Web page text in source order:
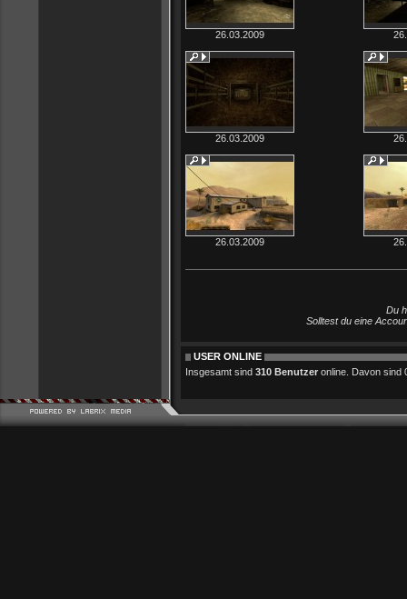
26.03.2009
26.03.2009
26.03.2009
Du
Solltest du eine
USER ONLINE
Insgesamt sind 310 Benutzer online. Davon sind